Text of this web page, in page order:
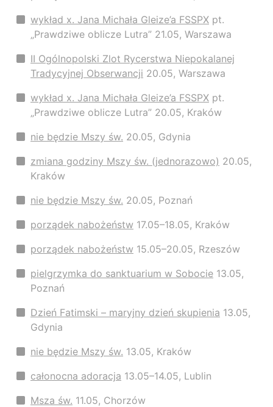
wykład x. Jana Michała Gleize’a FSSPX pt.
„Prawdziwe oblicze Lutra” 21.05, Warszawa
II Ogólnopolski Zlot Rycerstwa Niepokalanej
Tradycyjnej Obserwancji 20.05, Warszawa
wykład x. Jana Michała Gleize’a FSSPX pt.
„Prawdziwe oblicze Lutra” 20.05, Kraków
nie będzie Mszy św. 20.05, Gdynia
zmiana godziny Mszy św. (jednorazowo) 20.05,
Kraków
nie będzie Mszy św. 20.05, Poznań
porządek nabożeństw 17.05–18.05, Kraków
porządek nabożeństw 15.05–20.05, Rzeszów
pielgrzymka do sanktuarium w Sobocie 13.05,
Poznań
Dzień Fatimski – maryjny dzień skupienia 13.05,
Gdynia
nie będzie Mszy św. 13.05, Kraków
całonocna adoracja 13.05–14.05, Lublin
Msza św. 11.05, Chorzów